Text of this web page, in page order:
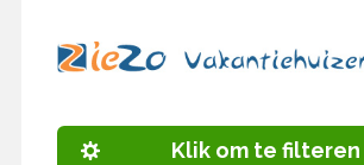
Klik om te filteren